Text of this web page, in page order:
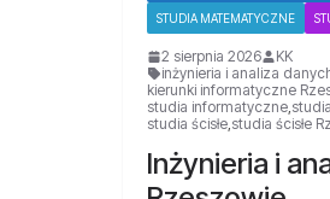
STUDIA MATEMATYCZNE
2 sierpnia 2026
KK
inżynieria i analiza
kierunki informatyczne
studia informatyczne,
studia ścisłe,studia ścisłe
Inżynieria i